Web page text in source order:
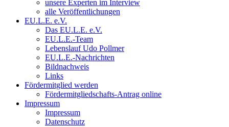
unsere Experten im Interview
alle Veröffentlichungen
EU.L.E. e.V.
Das EU.L.E. e.V.
EU.L.E.-Team
Lebenslauf Udo Pollmer
EU.L.E.-Nachrichten
Bildnachweis
Links
Fördermitglied werden
Fördermitgliedschafts-Antrag online
Impressum
Impressum
Datenschutz